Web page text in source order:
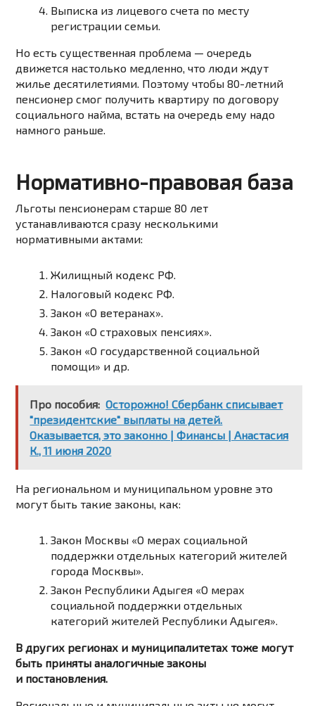
Выписка из лицевого счета по месту
регистрации семьи.
Но есть существенная проблема — очередь
движется настолько медленно, что люди ждут
жилье десятилетиями. Поэтому чтобы 80-летний
пенсионер смог получить квартиру по договору
социального найма, встать на очередь ему надо
намного раньше.
Нормативно-правовая база
Льготы пенсионерам старше 80 лет
устанавливаются сразу несколькими
нормативными актами:
Жилищный кодекс РФ.
Налоговый кодекс РФ.
Закон «О ветеранах».
Закон «О страховых пенсиях».
Закон «О государственной социальной
помощи» и др.
Про пособия: Осторожно! Сбербанк списывает
"президентские" выплаты на детей.
Оказывается, это законно | Финансы | Анастасия
К., 11 июня 2020
На региональном и муниципальном уровне это
могут быть такие законы, как:
Закон Москвы «О мерах социальной
поддержки отдельных категорий жителей
города Москвы».
Закон Республики Адыгея «О мерах
социальной поддержки отдельных
категорий жителей Республики Адыгея».
В других регионах и муниципалитетах тоже могут
быть приняты аналогичные законы
и постановления.